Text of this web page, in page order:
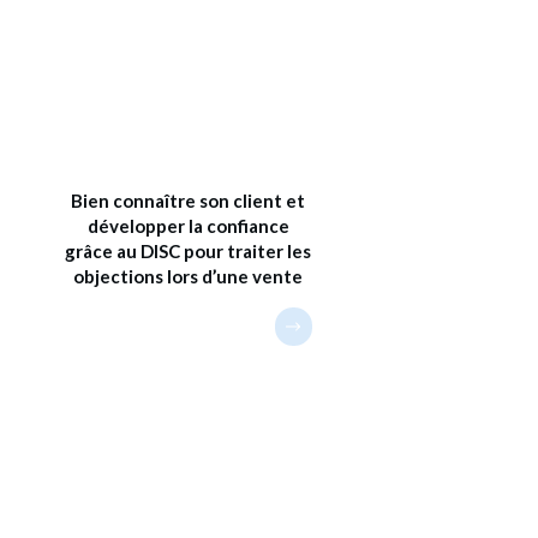
Bien connaître son client et
développer la confiance
grâce au DISC pour traiter les
objections lors d’une vente